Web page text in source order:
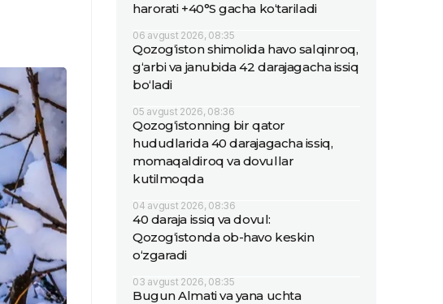
harorati +40°S gacha ko‘tariladi
06 avgust 2026, 08:35
Qozog‘iston shimolida havo salqinroq,
g‘arbi va janubida 42 darajagacha issiq
bo‘ladi
05 avgust 2026, 08:36
Qozog‘istonning bir qator
hududlarida 40 darajagacha issiq,
momaqaldiroq va dovullar
kutilmoqda
04 avgust 2026, 08:36
40 daraja issiq va dovul:
Qozog‘istonda ob-havo keskin
o‘zgaradi
03 avgust 2026, 08:35
Bugun Almati va yana uchta